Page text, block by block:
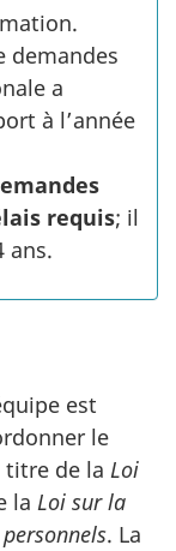
demandes
a
à l’année
requis; il
ans.
est
le
titre de la Loi
la Loi sur la
. La